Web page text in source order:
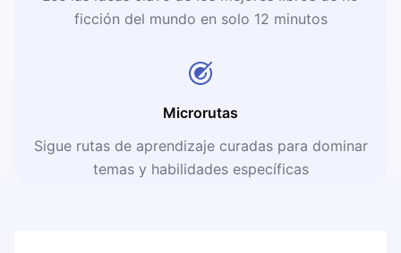
ficción del mundo en solo 12 minutos
Microrutas
Sigue rutas de aprendizaje curadas para dominar
temas y habilidades específicas